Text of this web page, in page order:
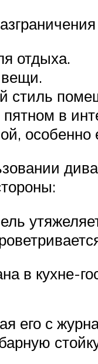
отдыха.
стиль
в
в кухне-
его с